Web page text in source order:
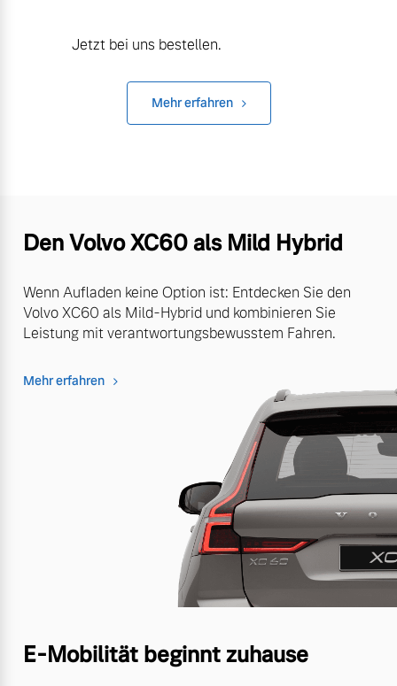
Jetzt bei uns bestellen.
Mehr erfahren
Den Volvo XC60 als Mild Hybrid
Wenn Aufladen keine Option ist: Entdecken Sie den
Volvo XC60 als Mild-Hybrid und kombinieren Sie
Leistung mit verantwortungsbewusstem Fahren.
Mehr erfahren
E-Mobilität beginnt zuhause